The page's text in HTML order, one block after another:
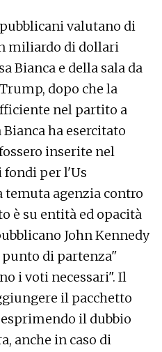
valutano di
miliardo di dollari
Bianca e della sala da
dopo che la
nel partito a
ha esercitato
inserite nel
per l'Us
temuta agenzia contro
è su entità ed opacità
John Kennedy
punto di partenza"
i voti necessari". Il
il pacchetto
il dubbio
anche in caso di